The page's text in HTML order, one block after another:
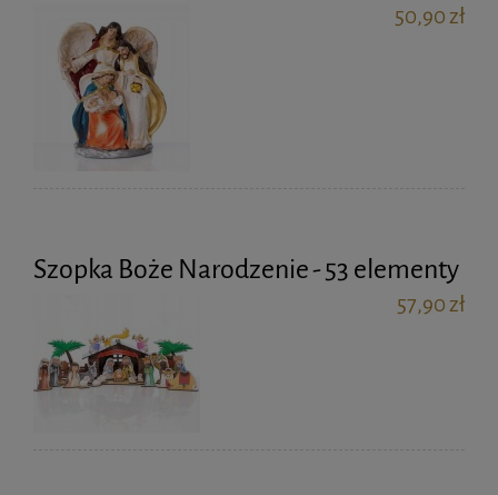
50,90 zł
Szopka Boże Narodzenie - 53 elementy
57,90 zł